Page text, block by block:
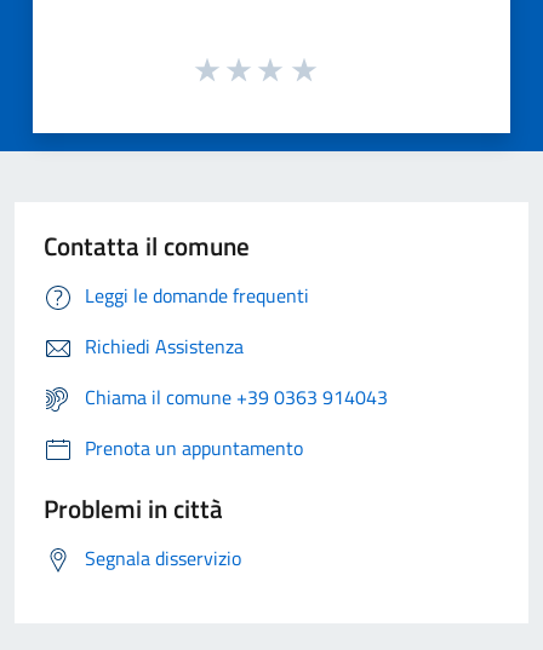
Contatta il comune
Leggi le domande frequenti
Richiedi Assistenza
Chiama il comune +39 0363 914043
Prenota un appuntamento
Problemi in città
Segnala disservizio